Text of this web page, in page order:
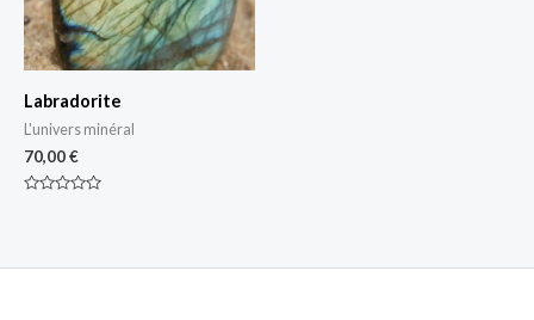
Labradorite
L'univers minéral
70,00€